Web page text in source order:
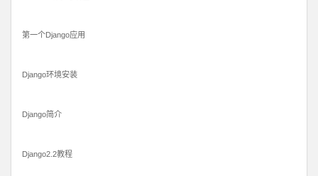
第一个Django应用
Django环境安装
Django简介
Django2.2教程